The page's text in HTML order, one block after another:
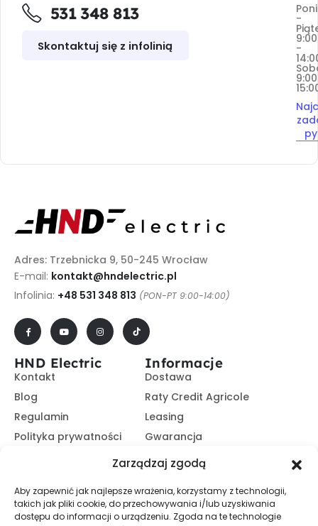
Zarządzaj zgodą
Aby zapewnić jak najlepsze wrażenia, korzystamy z technologii,
takich jak pliki cookie, do przechowywania i/lub uzyskiwania
dostępu do informacji o urządzeniu. Zgoda na te technologie
531 348 813
Skontaktuj się z infolinią
-
9:00
-
Adres: Trzebnicka 9, 50-245 Wrocław
E-mail: kontakt@hndelectric.pl
Infolinia: +48 531 348 813 (PON-PT 9:00-14:00)
HND Electric
Kontakt
Blog
Regulamin
Polityka prywatności
Informacje
Dostawa
Raty Credit Agricole
Leasing
Gwarancja
14 dni na zwrot
Program partnerski
Zasubskrybuj nasz Newsletter